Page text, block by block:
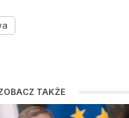
TAKŻE